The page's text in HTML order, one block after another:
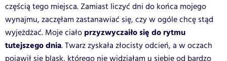
częścią tego miejsca. Zamiast liczyć dni do końca mojego
wynajmu, zaczęłam zastanawiać się, czy w ogóle chcę stąd
wyjeżdżać. Moje ciało przyzwyczaiło się do rytmu
tutejszego dnia. Twarz zyskała złocisty odcień, a w oczach
pojawił się blask, którego nie widziałam u siebie od bardzo